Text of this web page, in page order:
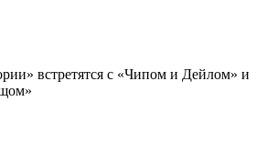
встретятся с «Чипом и Дейлом» и